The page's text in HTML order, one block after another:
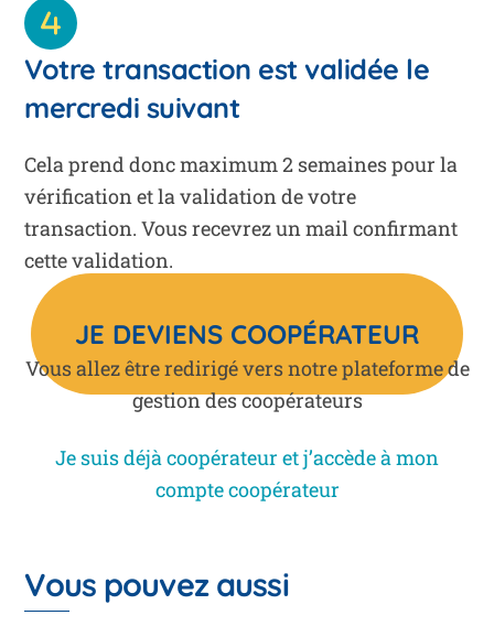
Votre transaction est validée le
mercredi suivant
Cela prend donc maximum 2 semaines pour la
vérification et la validation de votre
transaction. Vous recevrez un mail confirmant
cette validation.
JE DEVIENS COOPÉRATEUR
Vous allez être redirigé vers notre plateforme de
gestion des coopérateurs
Je suis déjà coopérateur et j’accède à mon
compte coopérateur
Vous pouvez aussi